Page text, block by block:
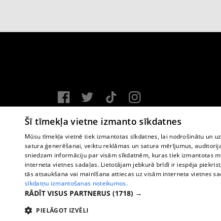
Vortal assistance service: e-mail -
Copyright © 2004-2026 SIA HELIO MEDIA.
All rights reserved.
Šī tīmekļa vietne izmanto sīkdatnes
Mūsu tīmekļa vietnē tiek izmantotas sīkdatnes, lai nodrošinātu un
satura ģenerēšanai, veiktu reklāmas un satura mērījumus,
sniedzam informāciju par visām sīkdatnēm, kuras tiek izmantotas
interneta vietnes sadaļas. Lietotājam jebkurā brīdī ir iespēja
tās atsaukšana vai mainīšana attiecas uz visām interneta vietnes
sīkdatņu izmantošanas noteikumos.
RĀDĪT VISUS PARTNERUS (1718) →
PIELĀGOT IZVĒLI